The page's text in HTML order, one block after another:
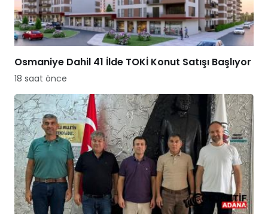
Osmaniye Dahil 41 İlde TOKİ Konut Satışı Başlıyor
18 saat önce